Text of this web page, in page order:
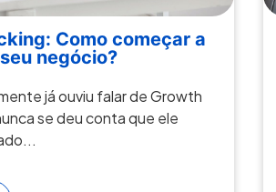
Como começar a
negócio?
já ouviu falar de Growth
se deu conta que ele